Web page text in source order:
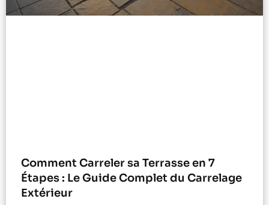
Comment Carreler sa Terrasse en 7
Étapes : Le Guide Complet du Carrelage
Extérieur